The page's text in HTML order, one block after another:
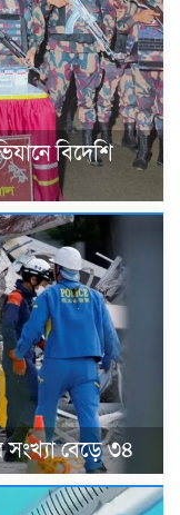
বিদেশি
সংখ্যা বেড়ে ৩৪